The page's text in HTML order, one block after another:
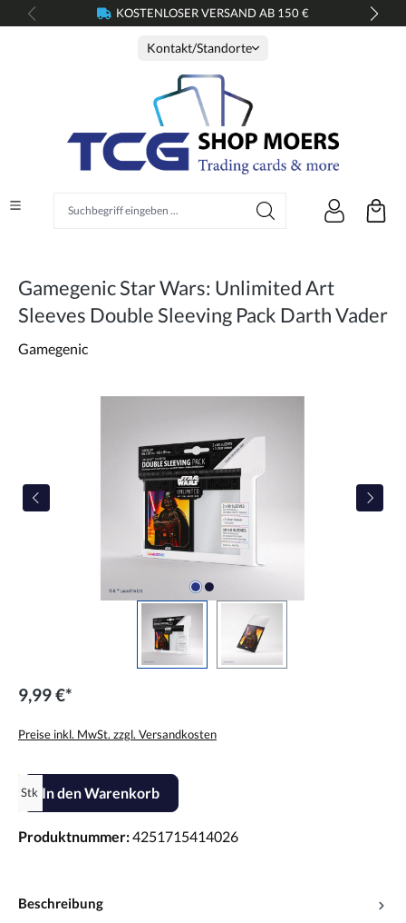
springen KOSTENLOSER VERSAND AB 150 €
Kontakt/Standorte
Gamegenic Star Wars: Unlimited Art
Sleeves Double Sleeving Pack Darth Vader
Gamegenic
9,99 €*
Preise inkl. MwSt. zzgl. Versandkosten
Produkt Anzahl: Gib den gewünschten Wert ein oder benutze die
Stk In den Warenkorb
Produktnummer:4251715414026
Beschreibung